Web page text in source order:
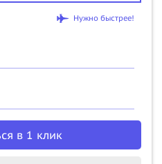
Нужно быстрее!
в 1 клик